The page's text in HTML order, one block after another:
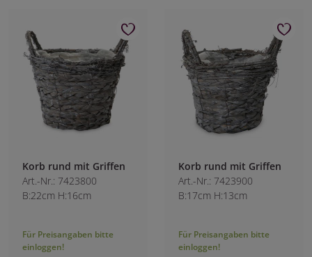
Korb rund mit Griffen
Art.-Nr.: 7423800
B:22cm H:16cm
Für Preisangaben bitte
einloggen!
Korb rund mit Griffen
Art.-Nr.: 7423900
B:17cm H:13cm
Für Preisangaben bitte
einloggen!